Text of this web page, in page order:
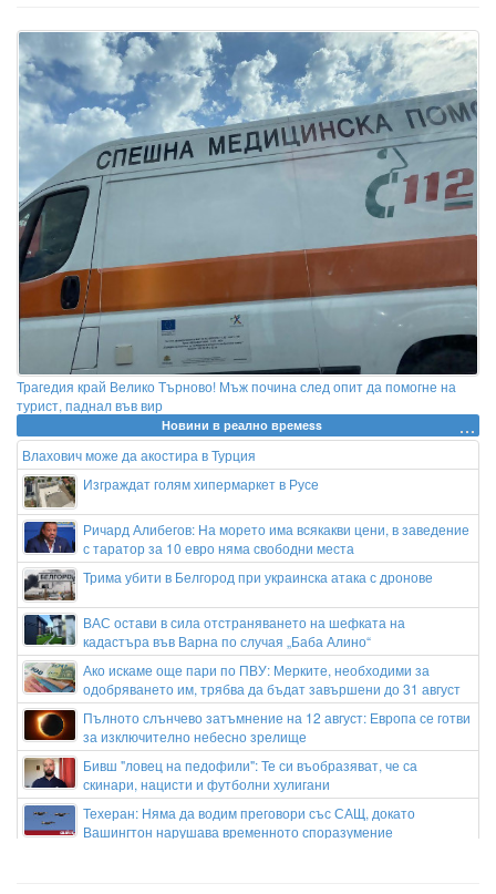
Трагедия край Велико Търново! Мъж почина след опит да помогне на
турист, паднал във вир
Новини в реално времеss
Влахович може да акостира в Турция
Изграждат голям хипермаркет в Русе
Ричард Алибегов: На морето има всякакви цени, в заведение
с таратор за 10 евро няма свободни места
Трима убити в Белгород при украинска атака с дронове
ВАС остави в сила отстраняването на шефката на
кадастъра във Варна по случая „Баба Алино“
Ако искаме още пари по ПВУ: Мерките, необходими за
одобряването им, трябва да бъдат завършени до 31 август
Пълното слънчево затъмнение на 12 август: Европа се готви
за изключително небесно зрелище
Бивш "ловец на педофили": Те си въобразяват, че са
скинари, нацисти и футболни хулигани
Техеран: Няма да водим преговори със САЩ, докато
Вашингтон нарушава временното споразумение